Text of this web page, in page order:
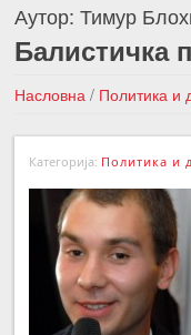
Аутор:Тимур
Балистичка
Насловна / Политика и
Категорија: Политика и